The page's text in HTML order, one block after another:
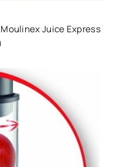
Juice Express